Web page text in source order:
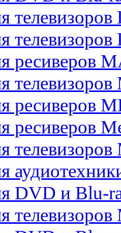
телевизоров
телевизоров
ресиверов
телевизоров
ресиверов
ресиверов
телевизоров
DVD и Blu-